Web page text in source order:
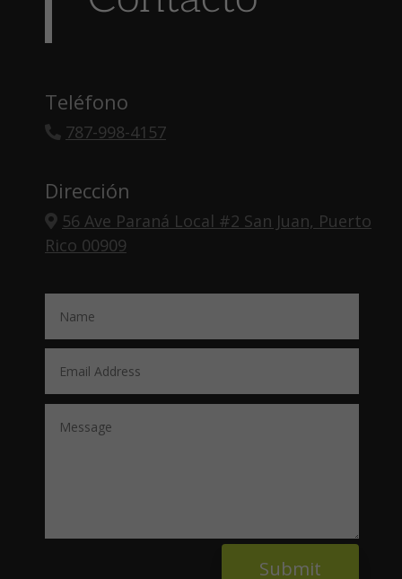
Teléfono
787-998-4157
Dirección
56 Ave Paraná Local #2 San Juan, Puerto
Rico 00909
Submit